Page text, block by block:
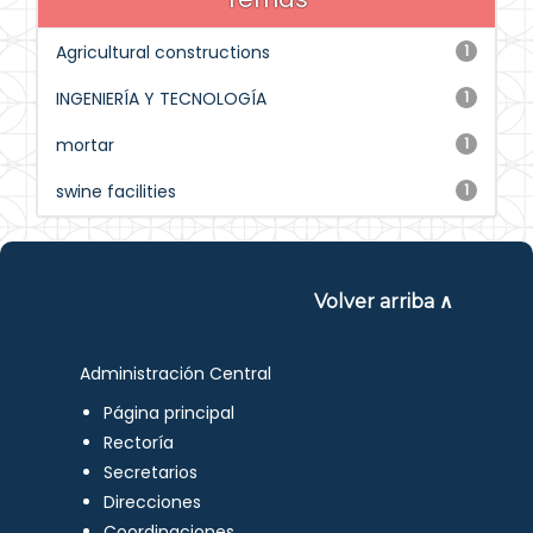
1
Agricultural constructions
1
INGENIERÍA Y TECNOLOGÍA
1
mortar
1
swine facilities
Volver arriba ∧
Administración Central
Página principal
Rectoría
Secretarios
Direcciones